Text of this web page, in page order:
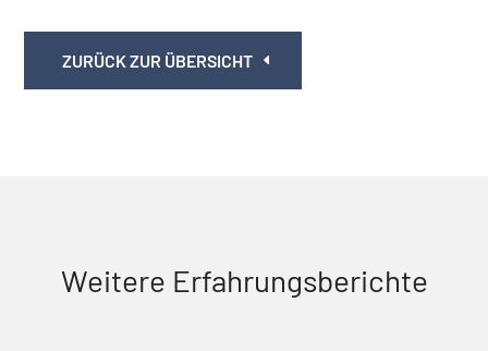
ZURÜCK ZUR ÜBERSICHT
Weitere Erfahrungsberichte